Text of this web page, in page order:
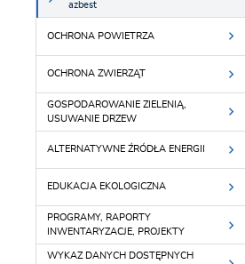
azbest
OCHRONA POWIETRZA
OCHRONA ZWIERZĄT
GOSPODAROWANIE ZIELENIĄ,
USUWANIE DRZEW
ALTERNATYWNE ŹRÓDŁA ENERGII
EDUKACJA EKOLOGICZNA
PROGRAMY, RAPORTY
INWENTARYZACJE, PROJEKTY
WYKAZ DANYCH DOSTĘPNYCH